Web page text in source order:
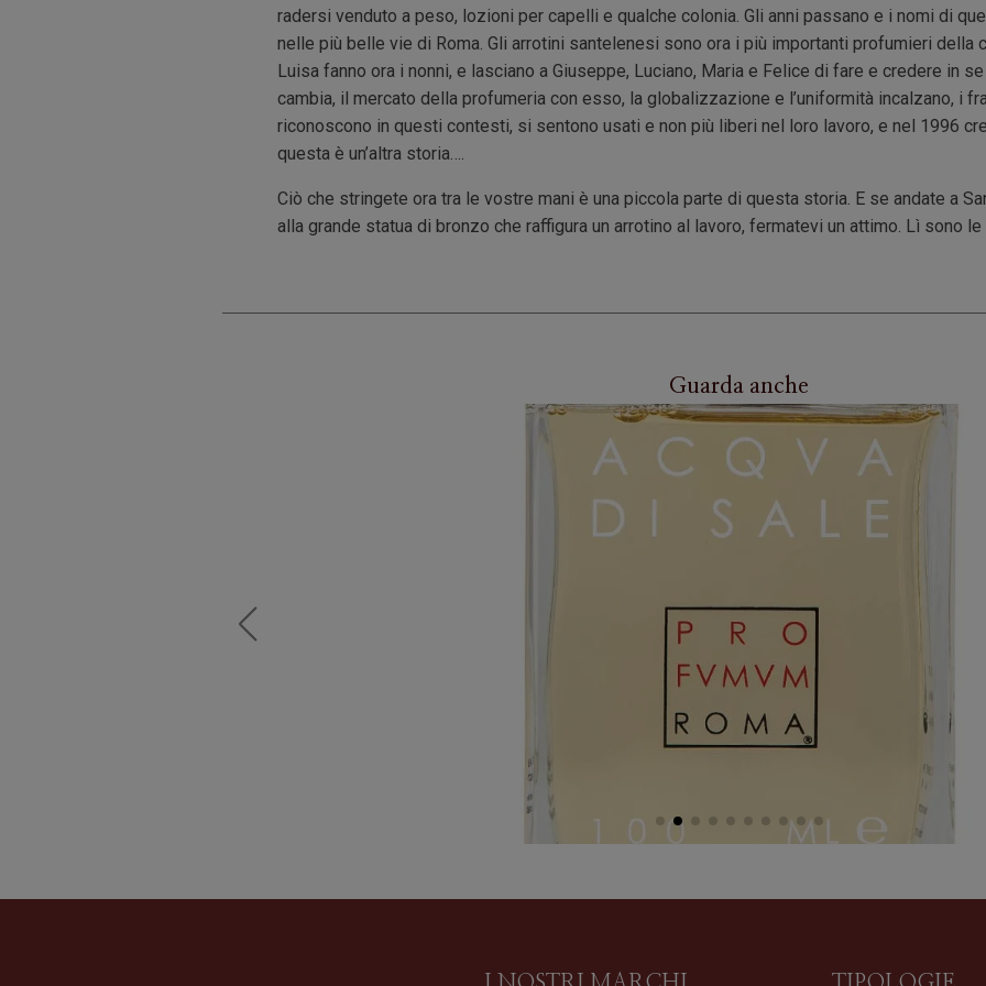
radersi venduto a peso, lozioni per capelli e qualche colonia. Gli anni passano e i nomi di
nelle più belle vie di Roma. Gli arrotini santelenesi sono ora i più importanti profumieri della
Luisa fanno ora i nonni, e lasciano a Giuseppe, Luciano, Maria e Felice di fare e credere in
cambia, il mercato della profumeria con esso, la globalizzazione e l’uniformità incalzano, i
riconoscono in questi contesti, si sentono usati e non più liberi nel loro lavoro, e nel 1996
questa è un’altra storia….
Ciò che stringete ora tra le vostre mani è una piccola parte di questa storia. E se andate a
alla grande statua di bronzo che raffigura un arrotino al lavoro, fermatevi un attimo. Lì sono
Guarda anche